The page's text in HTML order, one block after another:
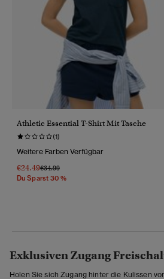
Athletic Essential T-Shirt Mit Tasche
(1)
Weitere Farben Verfügbar
€24.49Preis Wurde Reduziert Von
€34.99Bis
Du Sparst 30 %
Exklusiven Zugang
Holen Sie sich Zugang hinter die Kulissen